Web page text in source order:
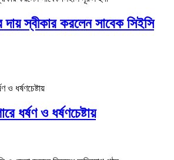
দায় স্বীকার করলেন সাবেক সিইসি
ধর্ষণ ও ধর্ষণচেষ্টায়